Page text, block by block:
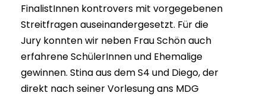
FinalistInnen kontrovers mit vorgegebenen
Streitfragen auseinandergesetzt. Für die
Jury konnten wir neben Frau Schön auch
erfahrene SchülerInnen und Ehemalige
gewinnen. Stina aus dem S4 und Diego, der
direkt nach seiner Vorlesung ans MDG